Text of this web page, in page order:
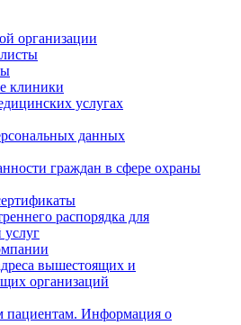
организации
клиники
услугах
данных
граждан в сфере охраны
распорядка для
услуг
вышестоящих и
организаций
пациентам. Информация о